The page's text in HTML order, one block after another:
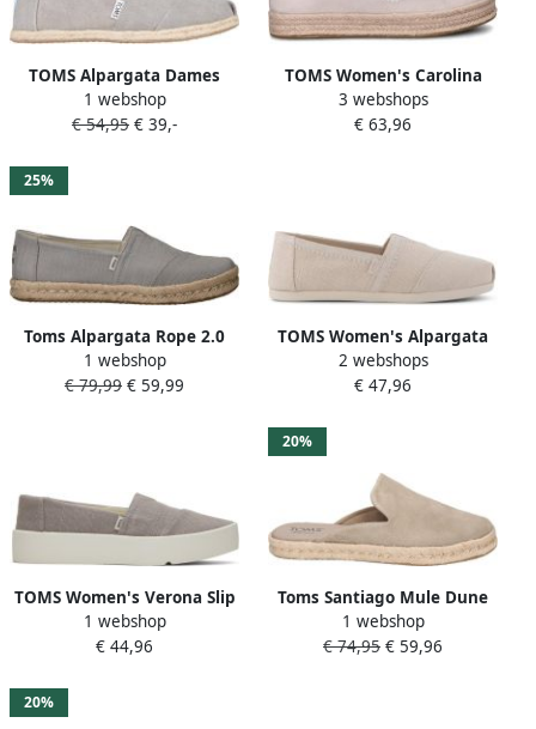
TOMS Alpargata Dames
Espadrille Grey
1 webshop
€ 54,95 € 39,-
TOMS Women's Carolina
Sneakers beige
3 webshops
€ 63,96
25%
Toms Alpargata Rope 2.0
Espadrilles Grijs
1 webshop
€ 79,99 € 59,99
TOMS Women's Alpargata
Espadrilles Sneakers grijs
beige
2 webshops
€ 47,96
TOMS Women's Verona Slip
On Sneakers grijs beige
1 webshop
€ 44,96
20%
Toms Santiago Mule Dune
Suede
1 webshop
€ 74,95 € 59,96
20%